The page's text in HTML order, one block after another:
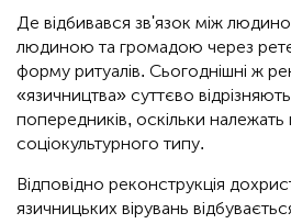
Де відбивався зв'язок між
людиною та громадою через
форму ритуалів. Сьогоднішні ж
«язичництва» суттєво
попередників, оскільки належать
соціокультурного типу.
Відповідно реконструкція
язичницьких вірувань